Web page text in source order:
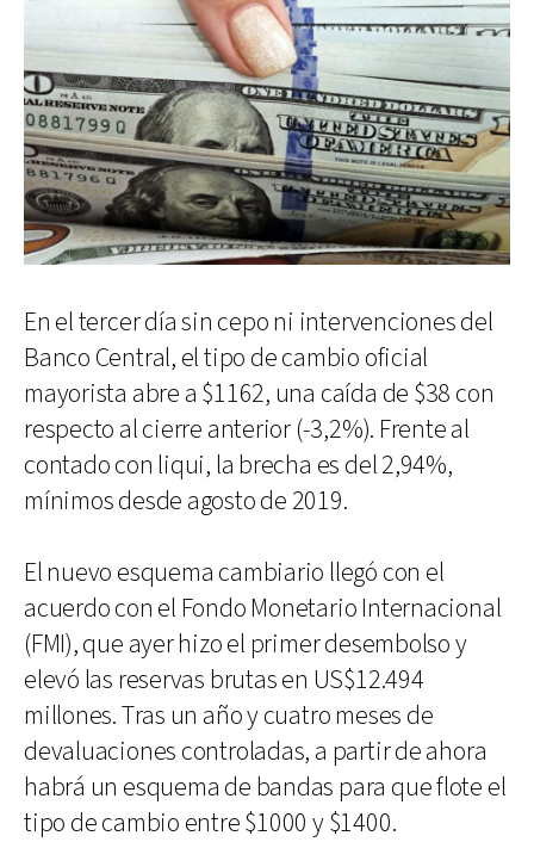
En el tercer día sin cepo ni intervenciones del
Banco Central, el tipo de cambio oficial
mayorista abre a $1162, una caída de $38 con
respecto al cierre anterior (-3,2%). Frente al
contado con liqui, la brecha es del 2,94%,
mínimos desde agosto de 2019.
El nuevo esquema cambiario llegó con el
acuerdo con el Fondo Monetario Internacional
(FMI), que ayer hizo el primer desembolso y
elevó las reservas brutas en US$12.494
millones. Tras un año y cuatro meses de
devaluaciones controladas, a partir de ahora
habrá un esquema de bandas para que flote el
tipo de cambio entre $1000 y $1400.